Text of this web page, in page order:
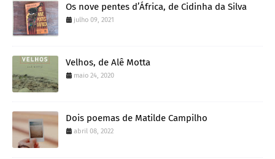
Os nove pentes d’África, de Cidinha da Silva
julho 09, 2021
Velhos, de Alê Motta
maio 24, 2020
Dois poemas de Matilde Campilho
abril 08, 2022